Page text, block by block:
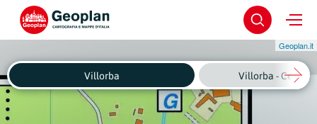
Geoplan.it
Villorba Villorba - Centro